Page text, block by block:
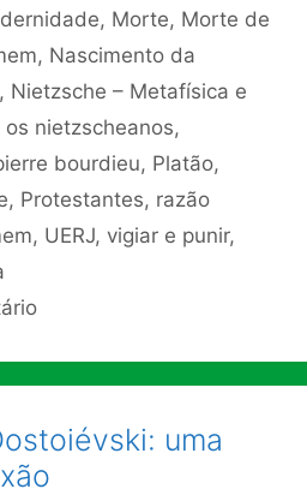
, Morte, Morte de
, Nascimento da
, Nietzsche – Metafísica e
nietzscheanos,
bourdieu, Platão,
, Protestantes, razão
, UERJ, vigiar e punir,
uma